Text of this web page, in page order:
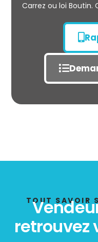
Carrez ou loi
TOUT SAVOIR
retrouvez